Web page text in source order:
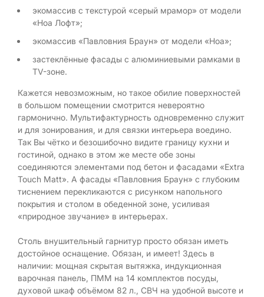
экомассив с текстурой «серый мрамор» от модели
«Ноа Лофт»;
экомассив «Павловния Браун» от модели «Ноа»;
застеклённые фасады с алюминиевыми рамками в
TV-зоне.
Кажется невозможным, но такое обилие поверхностей
в большом помещении смотрится невероятно
гармонично. Мультифактурность одновременно служит
и для зонирования, и для связки интерьера воедино.
Так Вы чётко и безошибочно видите границу кухни и
гостиной, однако в этом же месте обе зоны
соединяются элементами под бетон и фасадами «Extra
Touch Matt». А фасады «Павловния Браун» с глубоким
тиснением перекликаются с рисунком напольного
покрытия и столом в обеденной зоне, усиливая
«природное звучание» в интерьерах.
Столь внушительный гарнитур просто обязан иметь
достойное оснащение. Обязан, и имеет! Здесь в
наличии: мощная скрытая вытяжка, индукционная
варочная панель, ПММ на 14 комплектов посуды,
духовой шкаф объёмом 82 л., СВЧ на удобной высоте и